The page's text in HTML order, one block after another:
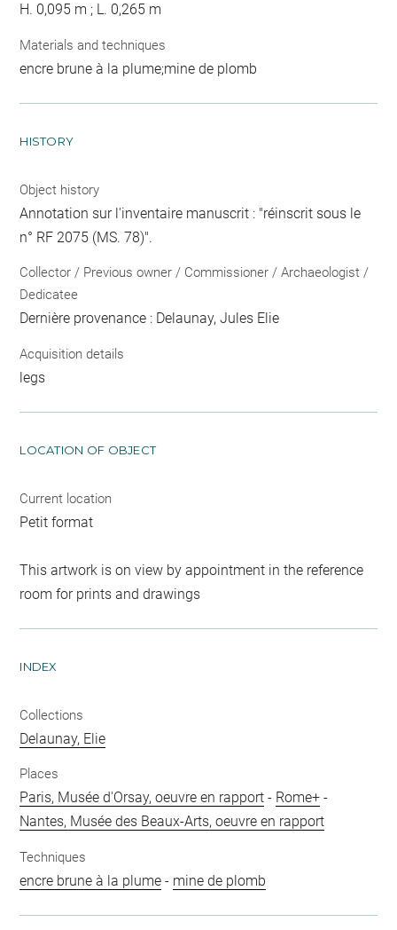
H. 0,095 m ; L. 0,265 m
Materials and techniques
encre brune à la plume;mine de plomb
HISTORY
Object history
Annotation sur l'inventaire manuscrit : "réinscrit sous le
n° RF 2075 (MS. 78)".
Collector / Previous owner / Commissioner / Archaeologist /
Dedicatee
Dernière provenance : Delaunay, Jules Elie
Acquisition details
legs
LOCATION OF OBJECT
Current location
Petit format
This artwork is on view by appointment in the reference
room for prints and drawings
INDEX
Collections
Delaunay, Elie
Places
Paris, Musée d'Orsay, oeuvre en rapport - Rome+ -
Nantes, Musée des Beaux-Arts, oeuvre en rapport
Techniques
encre brune à la plume - mine de plomb